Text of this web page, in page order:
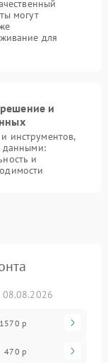
могут
для
и
инструментов,
данными:
и
08.08.2026
1570 р
470 р